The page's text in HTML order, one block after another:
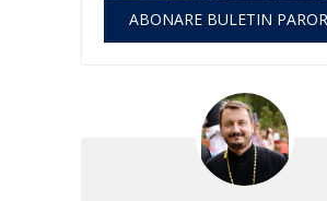
ABONARE BULETIN